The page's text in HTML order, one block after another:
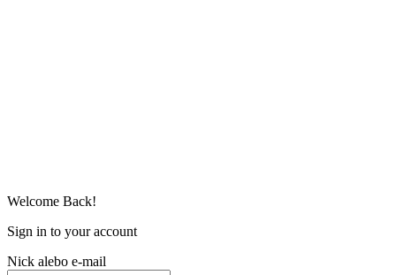
Welcome Back!
Sign in to your account
Nick alebo e-mail